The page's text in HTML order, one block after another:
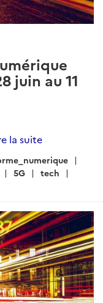
juin au 11
la suite
5G
tech